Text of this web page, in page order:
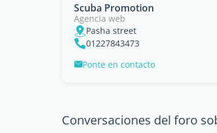
Scuba Promotion
Agencia web
Pasha street
01227843473
Ponte en contacto
Conversaciones del foro